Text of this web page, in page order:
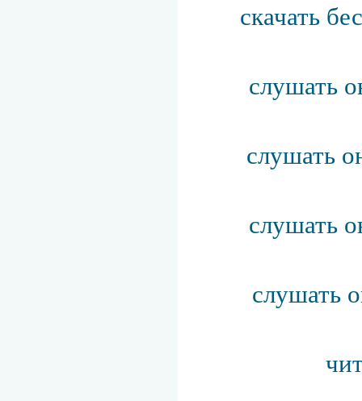
скачать
слушать
слушать
слушать
слушать